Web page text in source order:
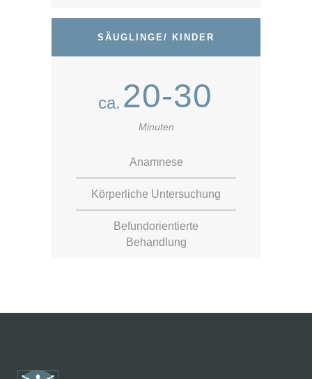
SÄUGLINGE/ KINDER
ca. 20-30
Minuten
Anamnese
Körperliche Untersuchung
Befundorientierte
Behandlung